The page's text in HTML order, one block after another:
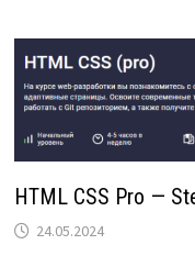
HTML CSS Pro —
24.05.2024